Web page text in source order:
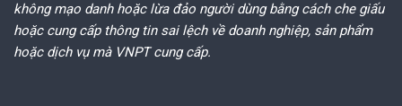
không mạo danh hoặc lừa đảo người dùng bằng cách che giấu
hoặc cung cấp thông tin sai lệch về doanh nghiệp, sản phẩm
hoặc dịch vụ mà VNPT cung cấp.